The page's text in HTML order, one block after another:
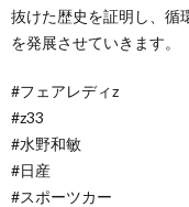
抜けた歴史を証明し、循
を発展させていきます。
#フェアレディz
#z33
#水野和敏
#日産
#スポーツカー